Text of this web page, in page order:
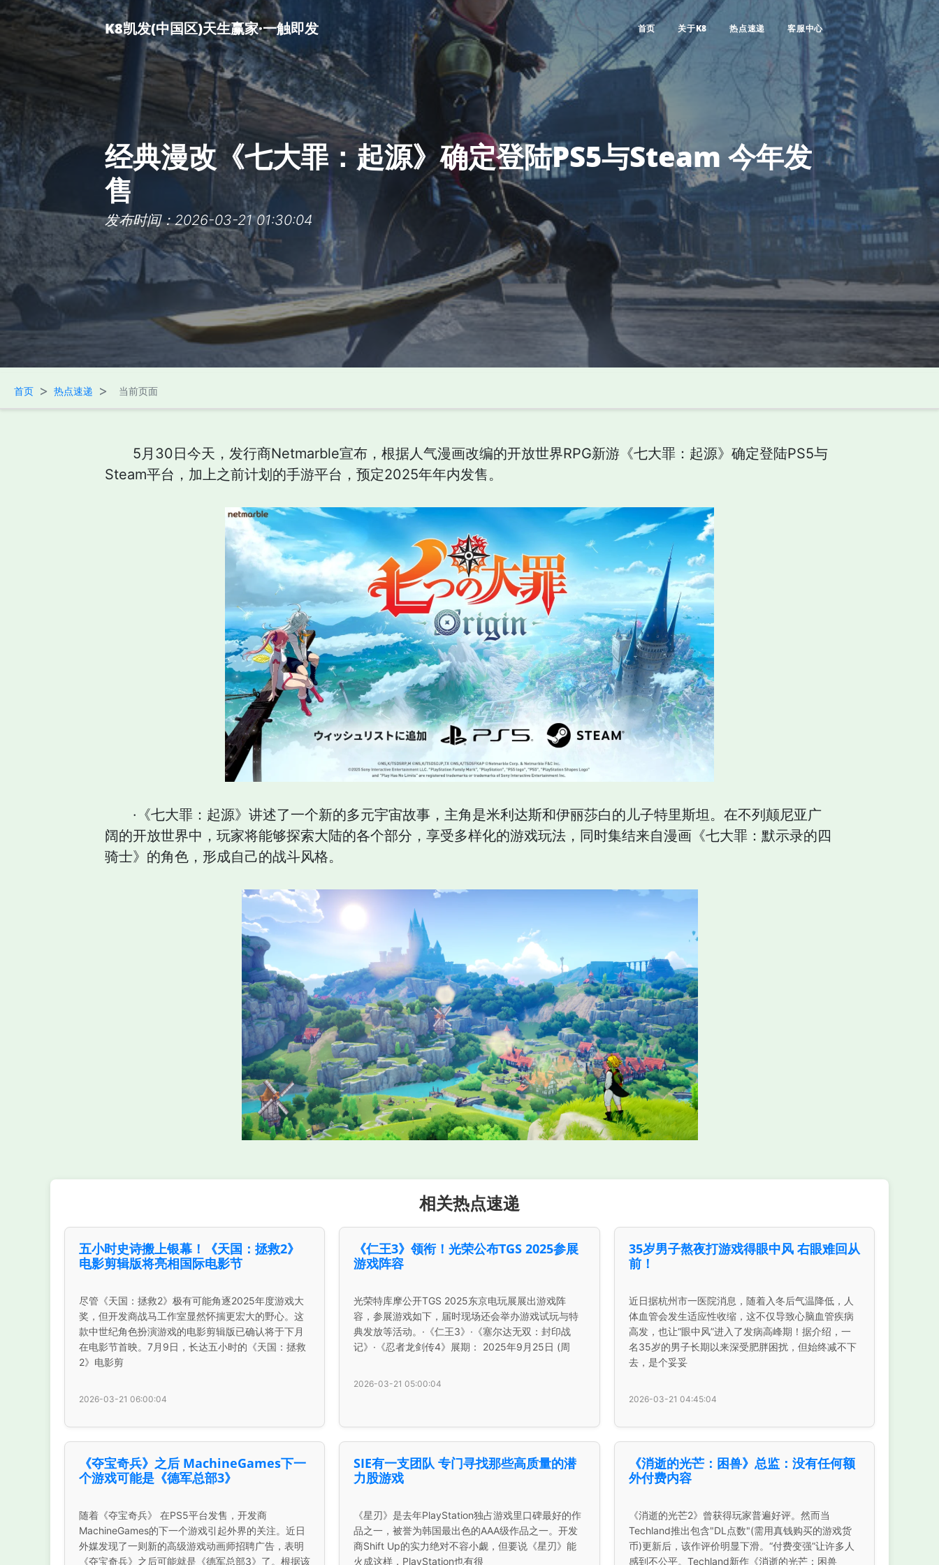
K8凯发(中国区)天生赢家·一触即发 首页 关于K8 热点速递 客服中心
经典漫改《七大罪：起源》确定登陆PS5与Steam 今年发
售
发布时间：2026-03-21 01:30:04
首页 > 热点速递 > 当前页面
5月30日今天，发行商Netmarble宣布，根据人气漫画改编的开放世界RPG新游《七大罪：起源》确定登陆PS5与
Steam平台，加上之前计划的手游平台，预定2025年年内发售。
·《七大罪：起源》讲述了一个新的多元宇宙故事，主角是米利达斯和伊丽莎白的儿子特里斯坦。在不列颠尼亚广
阔的开放世界中，玩家将能够探索大陆的各个部分，享受多样化的游戏玩法，同时集结来自漫画《七大罪：默示录的四
骑士》的角色，形成自己的战斗风格。
相关热点速递
五小时史诗搬上银幕！《天国：拯救2》
电影剪辑版将亮相国际电影节
尽管《天国：拯救2》极有可能角逐2025年度游戏大
奖，但开发商战马工作室显然怀揣更宏大的野心。这
款中世纪角色扮演游戏的电影剪辑版已确认将于下月
在电影节首映。7月9日，长达五小时的《天国：拯救
2》电影剪
2026-03-21 06:00:04
《仁王3》领衔！光荣公布TGS 2025参展
游戏阵容
光荣特库摩公开TGS 2025东京电玩展展出游戏阵
容，参展游戏如下，届时现场还会举办游戏试玩与特
典发放等活动。·《仁王3》·《塞尔达无双：封印战
记》·《忍者龙剑传4》展期： 2025年9月25日 (周
2026-03-21 05:00:04
35岁男子熬夜打游戏得眼中风 右眼难回从
前！
近日据杭州市一医院消息，随着入冬后气温降低，人
体血管会发生适应性收缩，这不仅导致心脑血管疾病
高发，也让“眼中风”进入了发病高峰期！据介绍，一
名35岁的男子长期以来深受肥胖困扰，但始终减不下
去，是个妥妥
2026-03-21 04:45:04
《夺宝奇兵》之后 MachineGames下一
个游戏可能是《德军总部3》
随着《夺宝奇兵》 在PS5平台发售，开发商
MachineGames的下一个游戏引起外界的关注。近日
外媒发现了一则新的高级游戏动画师招聘广告，表明
《夺宝奇兵》之后可能就是《德军总部3》了。根据该
SIE有一支团队 专门寻找那些高质量的潜
力股游戏
《星刃》是去年PlayStation独占游戏里口碑最好的作
品之一，被誉为韩国最出色的AAA级作品之一。开发
商Shift Up的实力绝对不容小觑，但要说《星刃》能
火成这样，PlayStation也有很
《消逝的光芒：困兽》总监：没有任何额
外付费内容
《消逝的光芒2》曾获得玩家普遍好评。然而当
Techland推出包含"DL点数"(需用真钱购买的游戏货
币)更新后，该作评价明显下滑。“付费变强”让许多人
感到不公平。Techland新作《消逝的光芒：困兽